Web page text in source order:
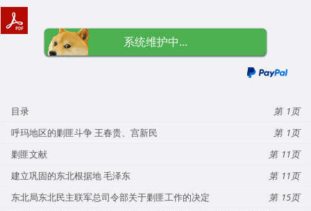
系统维护中...
目录
1
呼玛地区的剿匪斗争 王春贵、宫新民
1
剿匪文献
11
建立巩固的东北根据地 毛泽东
11
东北局东北民主联军总司令部关于剿匪工作的决定
15